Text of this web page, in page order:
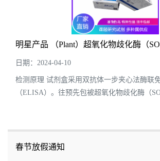
明星产品 （Plant）超氧化物歧化酶（
测试剂盒
日期：2024-04-10
检测原理 试剂盒采用双抗体一步夹心法酶联
（ELISA）。往预先包被超氧化物歧化酶（
春节放假通知